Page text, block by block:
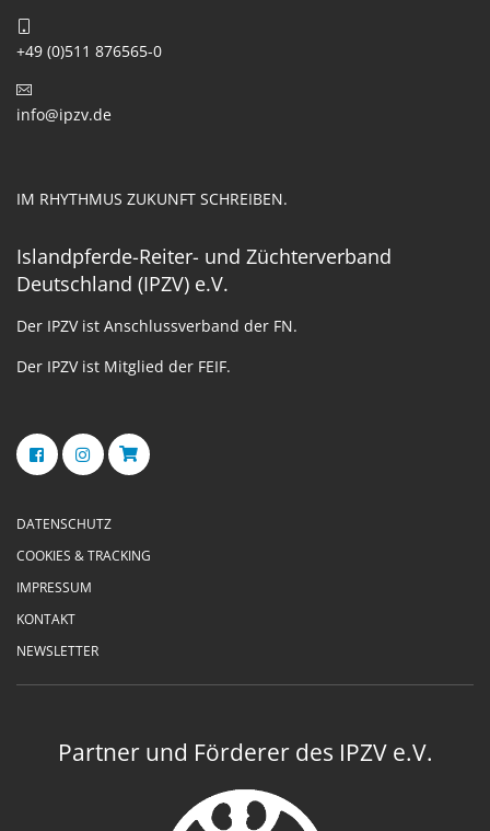
+49 (0)511 876565-0
info@ipzv.de
IM RHYTHMUS ZUKUNFT SCHREIBEN.
Islandpferde-Reiter- und Züchterverband
Deutschland (IPZV) e.V.
Der IPZV ist Anschlussverband der FN.
Der IPZV ist Mitglied der FEIF.
DATENSCHUTZ
COOKIES & TRACKING
IMPRESSUM
KONTAKT
NEWSLETTER
Partner und Förderer des IPZV e.V.